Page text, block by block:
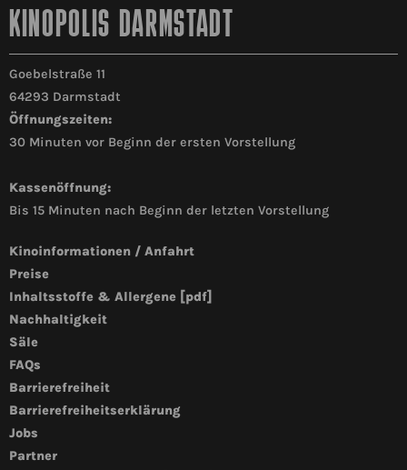
KINOPOLIS DARMSTADT
Goebelstraße 11
64293 Darmstadt
Öffnungszeiten:
30 Minuten vor Beginn der ersten Vorstellung
Kassenöffnung:
Bis 15 Minuten nach Beginn der letzten Vorstellung
Kinoinformationen / Anfahrt
Preise
Inhaltsstoffe & Allergene [pdf]
Nachhaltigkeit
Säle
FAQs
Barrierefreiheit
Barrierefreiheitserklärung
Jobs
Partner